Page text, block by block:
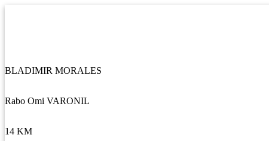
BLADIMIR MORALES
Rabo Omi VARONIL
14 KM